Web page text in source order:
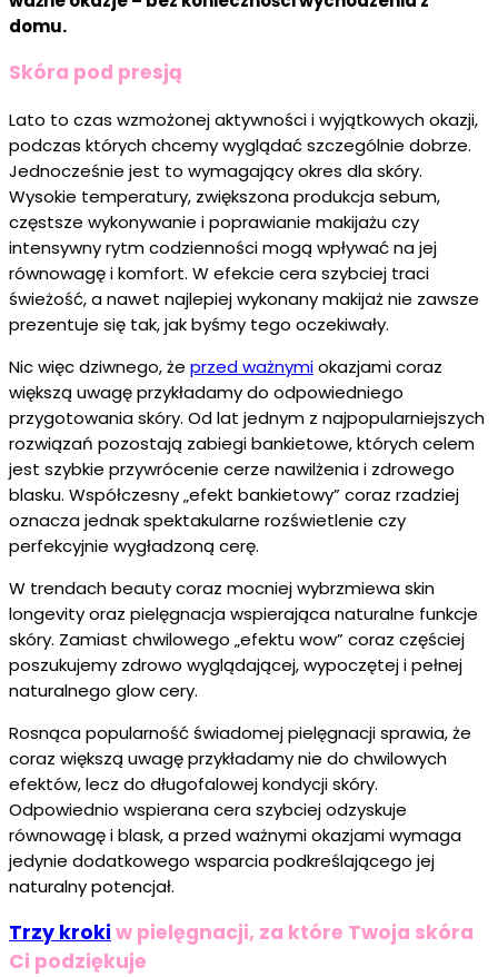
domu.
Skóra pod presją
Lato to czas wzmożonej aktywności i wyjątkowych okazji,
podczas których chcemy wyglądać szczególnie dobrze.
Jednocześnie jest to wymagający okres dla skóry.
Wysokie temperatury, zwiększona produkcja sebum,
częstsze wykonywanie i poprawianie makijażu czy
intensywny rytm codzienności mogą wpływać na jej
równowagę i komfort. W efekcie cera szybciej traci
świeżość, a nawet najlepiej wykonany makijaż nie zawsze
prezentuje się tak, jak byśmy tego oczekiwały.
Nic więc dziwnego, że przed ważnymiokazjami coraz
większą uwagę przykładamy do odpowiedniego
przygotowania skóry. Od lat jednym z najpopularniejszych
rozwiązań pozostają zabiegi bankietowe, których celem
jest szybkie przywrócenie cerze nawilżenia i zdrowego
blasku. Współczesny „efekt bankietowy” coraz rzadziej
oznacza jednak spektakularne rozświetlenie czy
perfekcyjnie wygładzoną cerę.
W trendach beauty coraz mocniej wybrzmiewa skin
longevity oraz pielęgnacja wspierająca naturalne funkcje
skóry. Zamiast chwilowego „efektu wow” coraz częściej
poszukujemy zdrowo wyglądającej, wypoczętej i pełnej
naturalnego glow cery.
Rosnąca popularność świadomej pielęgnacji sprawia, że
coraz większą uwagę przykładamy nie do chwilowych
efektów, lecz do długofalowej kondycji skóry.
Odpowiednio wspierana cera szybciej odzyskuje
równowagę i blask, a przed ważnymi okazjami wymaga
jedynie dodatkowego wsparcia podkreślającego jej
naturalny potencjał.
Trzy kroki w pielęgnacji, za które Twoja skóra
Ci podziękuje